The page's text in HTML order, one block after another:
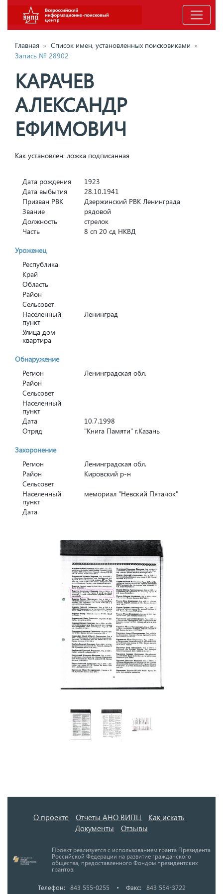
Главная » Список имен, установленных поисковиками »
Запись № 28902
КАРАЧЕВ
АЛЕКСАНДР
ЕФИМОВИЧ
Как установлен: ложка подписанная
Дата рождения
1923
Дата выбытия
28.10.1941
Призван РВК
Дзержинский РВК Ленинграда
Звание
рядовой
Должность
стрелок
Часть
8 сп 20 сд НКВД
Уроженец
Республика
Край
Область
Район
Сельсовет
Населенный
пункт
Ленинград
Улица дом
квартира
Обнаружение
Регион
Ленинградская обл.
Район
Сельсовет
Населенный
пункт
Дата
10.7.1998
Отряд
"Книга Памяти" г.Казань
Захоронение
Регион
Ленинградская обл.
Район
Кировский р-н
Сельсовет
Населенный
пункт
мемориал "Невский Пятачок"
Дата
О проекте Отчеты АНО ВИПЦ
Как искать
Документы
Отзывы
Проект реализуется с использованием гранта Президента
Российской Федерации на развитие гражданского
общества, предоставленного Фондом президентских
грантов.
Телефон: 843 555-0255 • Факс:
843 554-3722